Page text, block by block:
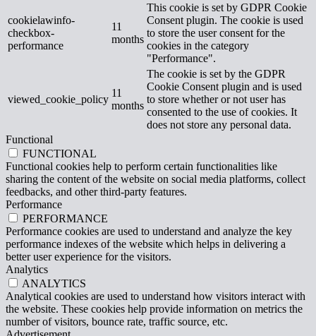
cookielawinfo-
checkbox-
performance
11
months
This cookie is set by GDPR Cookie
Consent plugin. The cookie is used
to store the user consent for the
cookies in the category
"Performance".
viewed_cookie_policy
11
months
The cookie is set by the GDPR
Cookie Consent plugin and is used
to store whether or not user has
consented to the use of cookies. It
does not store any personal data.
Functional
FUNCTIONAL
Functional cookies help to perform certain functionalities like
sharing the content of the website on social media platforms, collect
feedbacks, and other third-party features.
Performance
PERFORMANCE
Performance cookies are used to understand and analyze the key
performance indexes of the website which helps in delivering a
better user experience for the visitors.
Analytics
ANALYTICS
Analytical cookies are used to understand how visitors interact with
the website. These cookies help provide information on metrics the
number of visitors, bounce rate, traffic source, etc.